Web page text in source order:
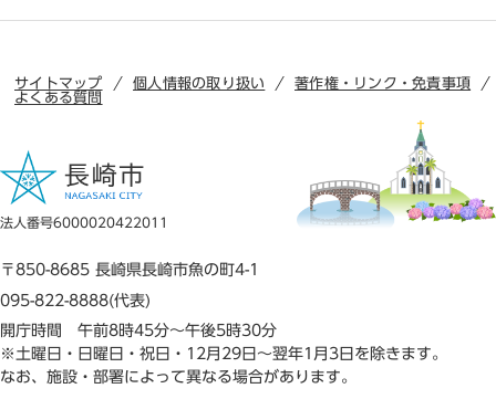
サイトマップ 個人情報の取り扱い
著作権・リンク・免責事項
よくある質問
法人番号6000020422011
〒850-8685 長崎県長崎市魚の町4-1
095-822-8888(代表)
開庁時間 午前8時45分～午後5時30分
※土曜日・日曜日・祝日・12月29日～翌年1月3日を除きます。
なお、施設・部署によって異なる場合があります。